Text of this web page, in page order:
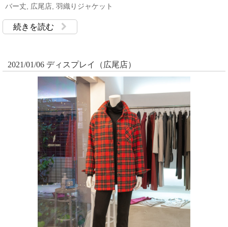
バー丈
広尾店 羽織りジャケット
続きを読む
2021/01/06 ディスプレイ（広尾店）